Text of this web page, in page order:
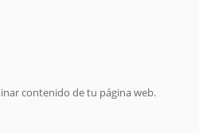
contenido de tu página web.